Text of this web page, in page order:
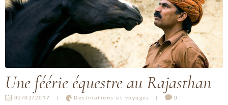
Une féérie équestre au Rajasthan
02/02/2017 Destinations et voyages 0